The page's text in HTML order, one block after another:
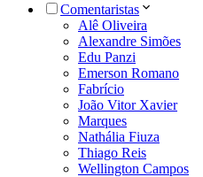
Comentaristas
Alê Oliveira
Alexandre Simões
Edu Panzi
Emerson Romano
Fabrício
João Vitor Xavier
Marques
Nathália Fiuza
Thiago Reis
Wellington Campos